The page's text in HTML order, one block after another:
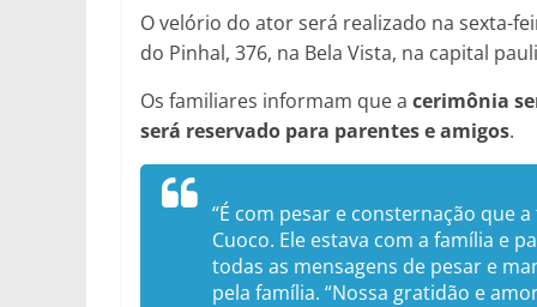
O velório do ator será realizado na sexta-
do Pinhal, 376, na Bela Vista, na capital
Os familiares informam que a cerimônia
será reservado para parentes e amigos.
“É com pesar e consternação que
Cuoco. Ele estava com a família e
todas as mensagens de pesar e
pela família. “Nossa gratidão e